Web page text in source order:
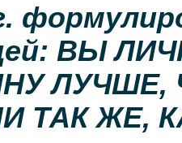
ВЫ
ТАК ЖЕ,